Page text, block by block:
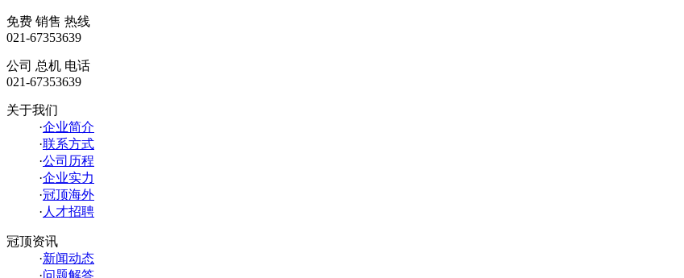
免费 销售 热线
021-67353639
公司 总机 电话
021-67353639
关于我们
·企业简介
·联系方式
·公司历程
·企业实力
·冠顶海外
· 人才招聘
冠顶资讯
·新闻动态